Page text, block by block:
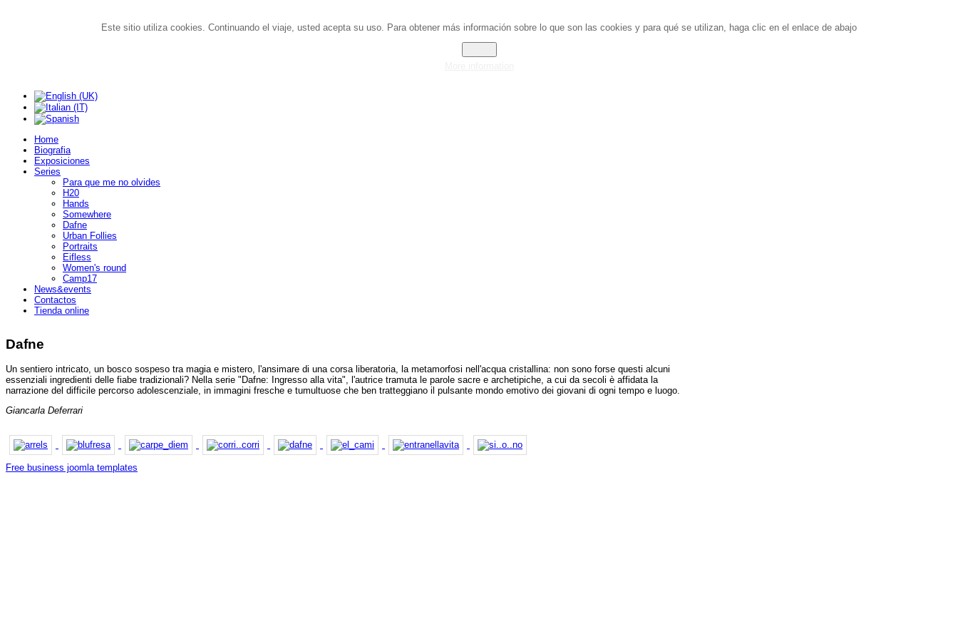
Este sitio utiliza cookies. Continuando el viaje, usted acepta su uso. Para obtener más información sobre lo que son las cookies y para qué se utilizan, haga clic en el enlace de abajo
Home
Biografia
Exposiciones
Series
Para que me no olvides
H20
Hands
Somewhere
Dafne
Urban Follies
Portraits
Eifless
Women's round
Camp17
News&events
Contactos
Tienda online
Dafne
Un sentiero intricato, un bosco sospeso tra magia e mistero, l'ansimare di una corsa liberatoria, la metamorfosi nell'acqua cristallina: non sono forse questi alcuni
essenziali ingredienti delle fiabe tradizionali? Nella serie "Dafne: Ingresso alla vita", l'autrice tramuta le parole sacre e archetipiche, a cui da secoli è affidata la
narrazione del difficile percorso adolescenziale, in immagini fresche e tumultuose che ben tratteggiano il pulsante mondo emotivo dei giovani di ogni tempo e luogo.
Giancarla Deferrari
Free business joomla templates